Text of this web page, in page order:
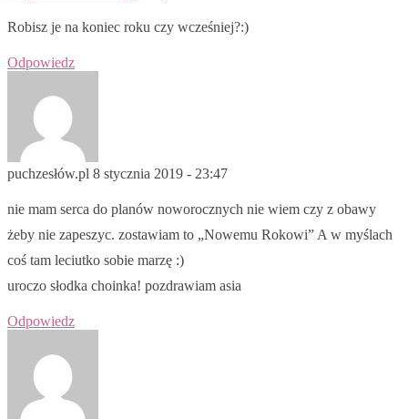
Robisz je na koniec roku czy wcześniej?:)
Odpowiedz
puchzesłów.pl 8 stycznia 2019 - 23:47
nie mam serca do planów noworocznych nie wiem czy z obawy
żeby nie zapeszyc. zostawiam to „Nowemu Rokowi” A w myślach
coś tam leciutko sobie marzę :)
uroczo słodka choinka! pozdrawiam asia
Odpowiedz